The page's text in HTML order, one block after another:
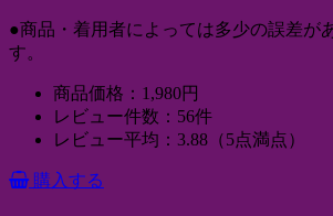
●商品・着用者によっては多少の誤差が
す。
商品価格：1,980円
レビュー件数：56件
レビュー平均：3.88（5点満点）
購入する